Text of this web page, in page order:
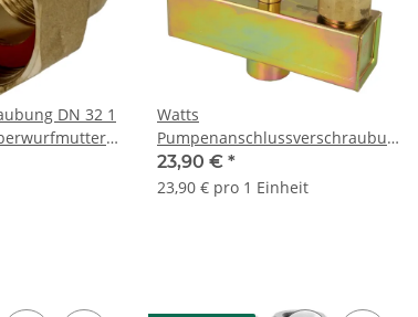
DN 32 1
Watts
Pumpenanschlussverschraubung
1 1/2" x 28 mm 10003680
23,90 € *
23,90 € pro 1 Einheit